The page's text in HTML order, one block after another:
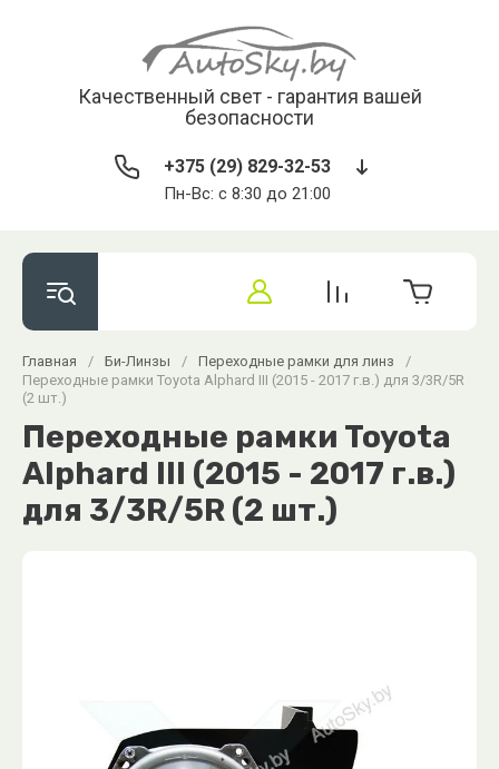
Качественный свет - гарантия вашей
безопасности
+375 (29) 829-32-53
Пн-Вс: с 8:30 до 21:00
Главная / Би-Линзы / Переходные рамки для линз
/
Переходные рамки Toyota Alphard III (2015 - 2017 г.в.) для 3/3R/5R
(2 шт.)
Переходные рамки Toyota
Alphard III (2015 - 2017 г.в.)
для 3/3R/5R (2 шт.)